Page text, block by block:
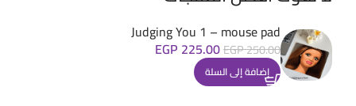
Judging You 1 – mouse pad
EGP250.00
EGP 225.00
إضافة إلى السلة